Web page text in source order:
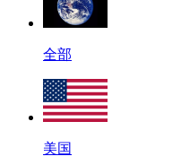
全部
美国